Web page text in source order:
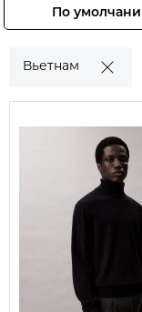
По
Вьетнам